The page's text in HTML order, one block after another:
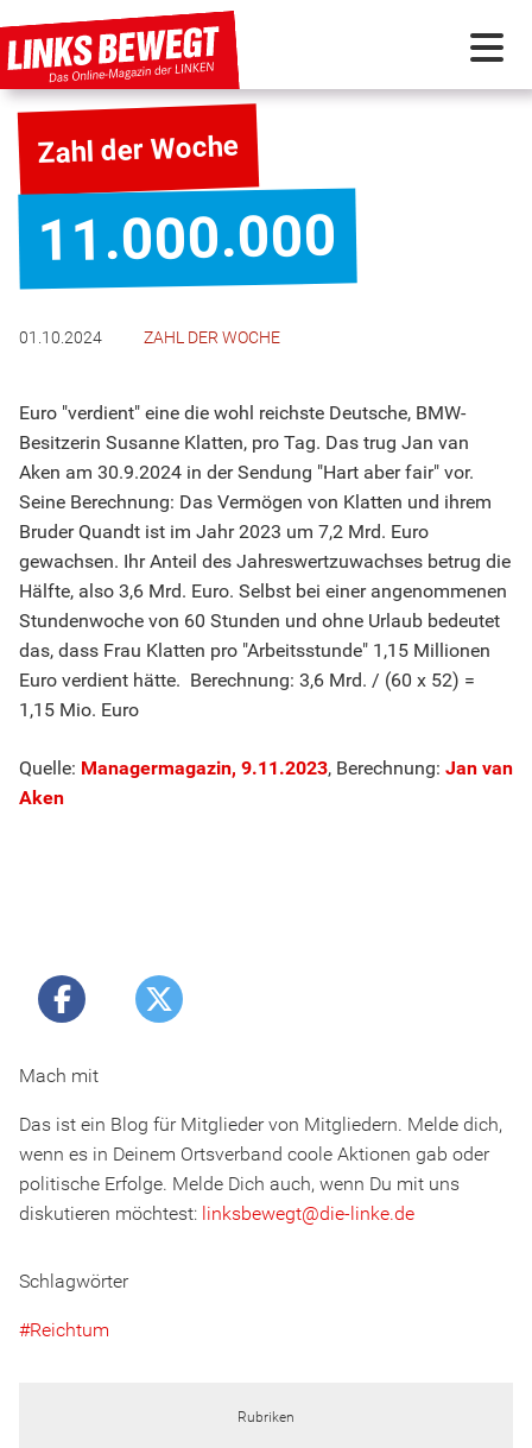
KUNSTSTOFF
INTERNATIONAL
Zahl der Woche
11.000.000
01.10.2024 ZAHL DER WOCHE
Euro "verdient" eine die wohl reichste Deutsche, BMW-
Besitzerin Susanne Klatten, pro Tag. Das trug Jan van
Aken am 30.9.2024 in der Sendung "Hart aber fair" vor.
Seine Berechnung: Das Vermögen von Klatten und ihrem
Bruder Quandt ist im Jahr 2023 um 7,2 Mrd. Euro
gewachsen. Ihr Anteil des Jahreswertzuwachses betrug die
Hälfte, also 3,6 Mrd. Euro. Selbst bei einer angenommenen
Stundenwoche von 60 Stunden und ohne Urlaub bedeutet
das, dass Frau Klatten pro "Arbeitsstunde" 1,15 Millionen
Euro verdient hätte. Berechnung: 3,6 Mrd. / (60 x 52) =
1,15 Mio. Euro
Quelle: Managermagazin, 9.11.2023, Berechnung: Jan van
Aken
Mach mit
Das ist ein Blog für Mitglieder von Mitgliedern. Melde dich,
wenn es in Deinem Ortsverband coole Aktionen gab oder
politische Erfolge. Melde Dich auch, wenn Du mit uns
diskutieren möchtest: linksbewegt@die-linke.de
Schlagwörter
Reichtum
Rubriken